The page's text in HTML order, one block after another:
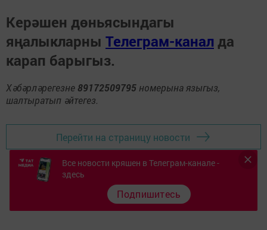
Керәшен дөньясындагы
яңалыкларны Телеграм-канал да
карап барыгыз.
Хәбәрләрегезне 89172509795 номерына языгыз,
шалтыратып әйтегез.
Перейти на страницу новости
Все новости кряшен в Телеграм-канале -
здесь
Подпишитесь